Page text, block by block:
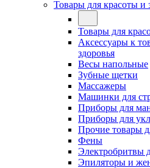
Товары для красоты и
Товары для
Аксессуары к
здоровья
Весы напольные
Зубные щетки
Массажеры
Машинки для
Приборы для
Приборы для
Прочие товары
Фены
Электробритвы
Эпиляторы и